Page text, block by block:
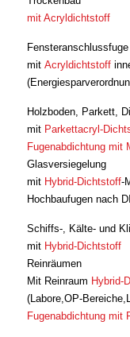
mit Acryldichtstoff
Fensteranschlussfuge
mitAcryldichtstoff
Holzboden, Parkett,
mit Parkettacryl-
Fugenabdichtung mit
Glasversiegelung
mit Hybrid-Dichtstoff-
Hochbaufugen nach
Schiffs-, Kälte- und
mit Hybrid-Dichtstoff
Reinräumen
Mit Reinraum Hybrid-
(Labore,OP-
Fugenabdichtung mit